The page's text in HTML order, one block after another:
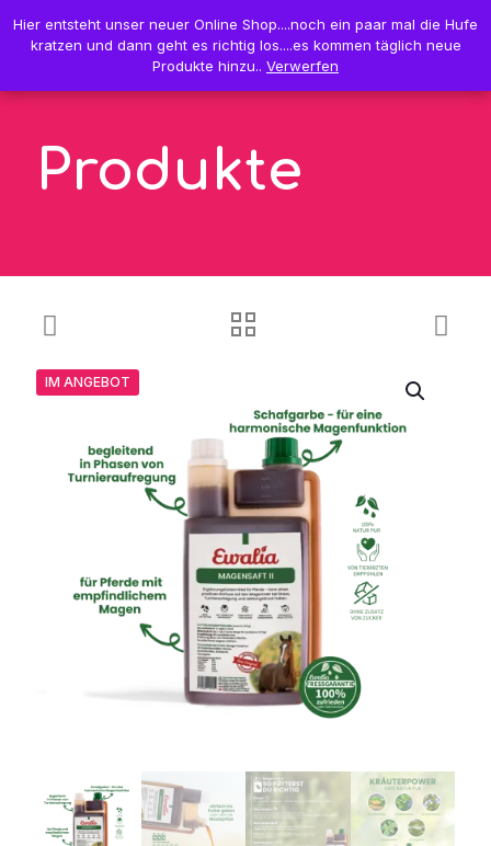
0 0,00 €
Produkte
IM ANGEBOT
Hier entsteht unser neuer Online Shop....noch ein paar mal die Hufe
kratzen und dann geht es richtig los....es kommen täglich neue
Produkte hinzu.. Verwerfen
Hier entsteht unser neuer Online Shop....noch ein paar mal die Hufe
kratzen und dann geht es richtig los....es kommen täglich neue
Produkte hinzu.. Verwerfen